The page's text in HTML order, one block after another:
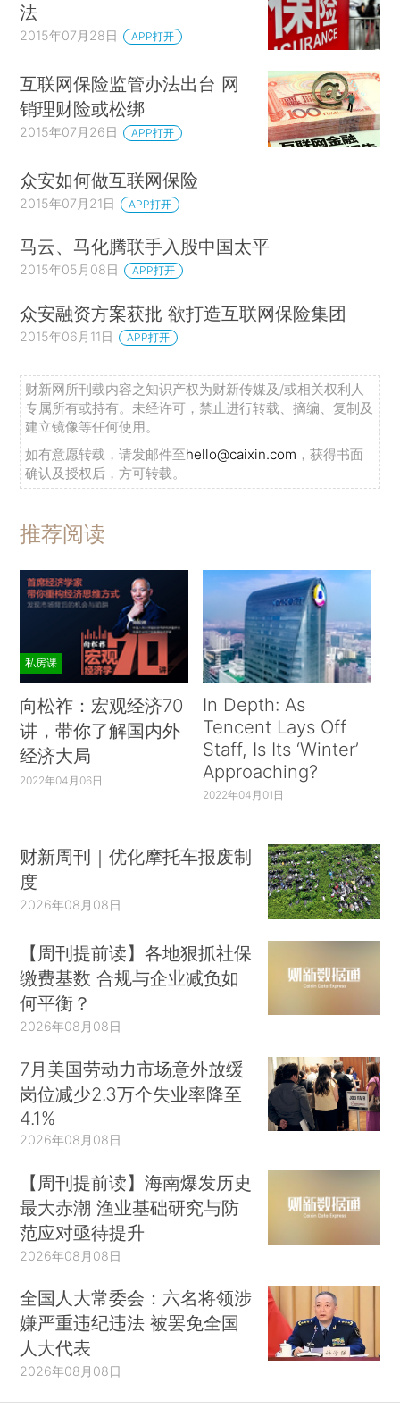
法
2015年07月28日 APP打开
互联网保险监管办法出台 网
销理财险或松绑
2015年07月26日 APP打开
众安如何做互联网保险
2015年07月21日 APP打开
马云、马化腾联手入股中国太平
2015年05月08日 APP打开
众安融资方案获批 欲打造互联网保险集团
2015年06月11日 APP打开
财新网所刊载内容之知识产权为财新传媒及/或相关权利人
专属所有或持有。未经许可，禁止进行转载、摘编、复制及
建立镜像等任何使用。
如有意愿转载，请发邮件至hello@caixin.com ，获得书面
确认及授权后，方可转载。
推荐阅读
私房课
向松祚：宏观经济70
讲，带你了解国内外
经济大局
2022年04月06日
In Depth: As
Tencent Lays Off
Staff, Is Its ‘Winter’
Approaching?
2022年04月01日
财新周刊｜优化摩托车报废制
度
2026年08月08日
【周刊提前读】各地狠抓社保
缴费基数 合规与企业减负如
何平衡？
2026年08月08日
7月美国劳动力市场意外放缓
岗位减少2.3万个失业率降至
4.1%
2026年08月08日
【周刊提前读】海南爆发历史
最大赤潮 渔业基础研究与防
范应对亟待提升
2026年08月08日
全国人大常委会：六名将领涉
嫌严重违纪违法 被罢免全国
人大代表
2026年08月08日